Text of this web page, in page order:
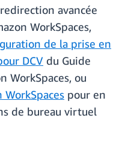
avancée
WorkSpaces,
de la prise en
DCV du Guide
WorkSpaces, ou
WorkSpaces pour en
de bureau virtuel